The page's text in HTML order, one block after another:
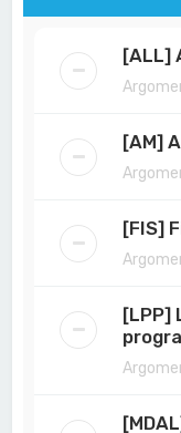
[ALL]
[AM]
[FIS]
[LPP]